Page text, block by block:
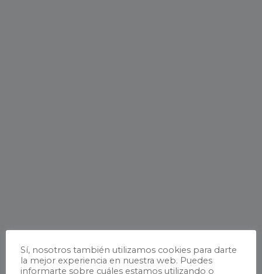
Sí, nosotros también utilizamos cookies para darte
la mejor experiencia en nuestra web. Puedes
informarte sobre cuáles estamos utilizando o